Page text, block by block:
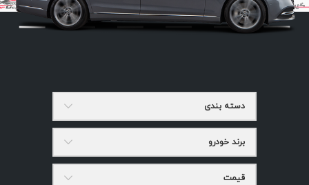
دسته بندی
برند خودرو
قیمت